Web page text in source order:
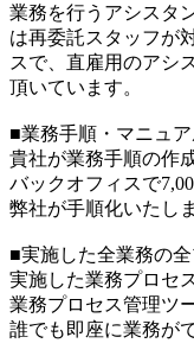
業務を行うアシスタ
は再委託スタッフが
スで、直雇用のアシ
頂いています。
■業務手順・マニュ
貴社が業務手順の作
バックオフィスで
弊社が手順化いたし
■実施した全業務の
実施した業務プロセ
業務プロセス管理ツ
誰でも即座に業務が